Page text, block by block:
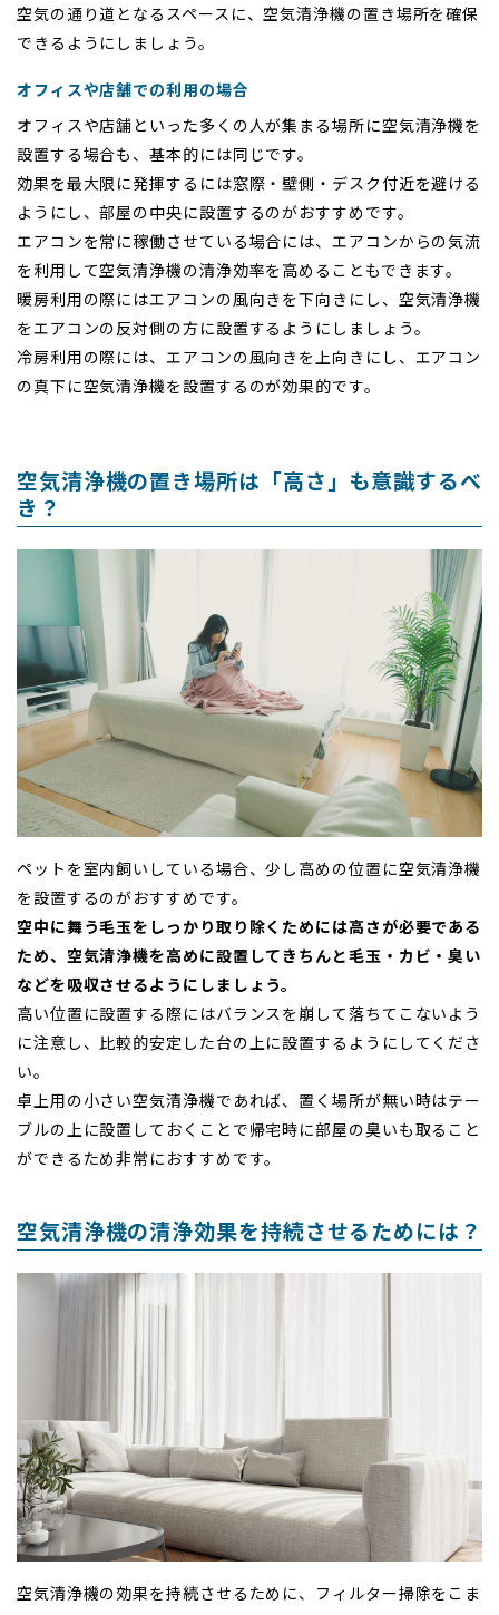
空気の通り道となるスペースに、空気清浄機の置き場所を確保
できるようにしましょう。
オフィスや店舗での利用の場合
オフィスや店舗といった多くの人が集まる場所に空気清浄機を
設置する場合も、基本的には同じです。
効果を最大限に発揮するには窓際・壁側・デスク付近を避ける
ようにし、部屋の中央に設置するのがおすすめです。
エアコンを常に稼働させている場合には、エアコンからの気流
を利用して空気清浄機の清浄効率を高めることもできます。
暖房利用の際にはエアコンの風向きを下向きにし、空気清浄機
をエアコンの反対側の方に設置するようにしましょう。
冷房利用の際には、エアコンの風向きを上向きにし、エアコン
の真下に空気清浄機を設置するのが効果的です。
空気清浄機の置き場所は「高さ」も意識するべ
き？
ペットを室内飼いしている場合、少し高めの位置に空気清浄機
を設置するのがおすすめです。
空中に舞う毛玉をしっかり取り除くためには高さが必要である
ため、空気清浄機を高めに設置してきちんと毛玉・カビ・臭い
などを吸収させるようにしましょう。
高い位置に設置する際にはバランスを崩して落ちてこないよう
に注意し、比較的安定した台の上に設置するようにしてくださ
い。
卓上用の小さい空気清浄機であれば、置く場所が無い時はテー
ブルの上に設置しておくことで帰宅時に部屋の臭いも取ること
ができるため非常におすすめです。
空気清浄機の清浄効果を持続させるためには？
空気清浄機の効果を持続させるために、フィルター掃除をこま